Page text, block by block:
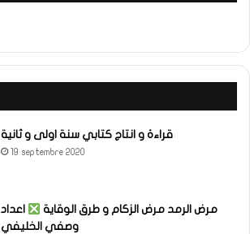
قراءة و انتاج كتابي سنة اولى و ثانية
19 septembre 2020
مرض الرمد مرض الزكام و طرق الوقاية
اعداد
وصفي الخليفي